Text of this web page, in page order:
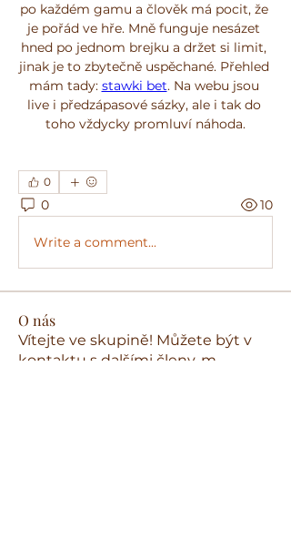
po každém gamu a člověk má pocit, že
je pořád ve hře. Mně funguje nesázet
hned po jednom brejku a držet si limit,
jinak je to zbytečně uspěchané. Přehled
mám tady: stawki bet. Na webu jsou
live i předzápasové sázky, ale i tak do
toho vždycky promluví náhoda.
0
0 10
Write a comment...
O nás
Vítejte ve skupině! Můžete být v
kontaktu s dalšími členy, m